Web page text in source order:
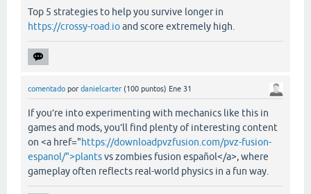
Top 5 strategies to help you survive longer in
https://crossy-road.ioand score extremely high.
comentado por danielcarter (100 puntos) Ene 31
If you’re into experimenting with mechanics like this in
games and mods, you’ll find plenty of interesting content
on <a href="https://downloadpvzfusion.com/pvz-fusion-
espanol/">plantsvs zombies fusion español</a>, where
gameplay often reflects real-world physics in a fun way.